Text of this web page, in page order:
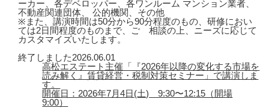
ーカー、各デベロッパー、各ワンルーム マンション業者、
不動産関連団体、 公的機関、その他
※また、講演時間は50分から90分程度のもの、研修におい
ては2日間程度のものまで、ご゙相談の上、ニーズに応じて
カスタマイズいたします。
終了しました2026.06.01
高松エステート主催「『2026年以降の変化する市場を
読み解く』賃貸経営・税制対策セミナー」で講演しま
す。
開催日：2026年7月4日(土) 9:30〜12:15（開場
9:00）